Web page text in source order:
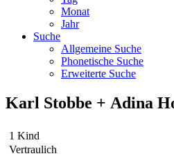
Monat
Jahr
Suche
Allgemeine Suche
Phonetische Suche
Erweiterte Suche
Karl Stobbe + Adina
1 Kind
Vertraulich